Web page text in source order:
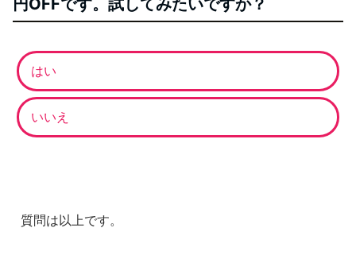
円OFFです。試してみたいですか？
はい
いいえ
質問は以上です。